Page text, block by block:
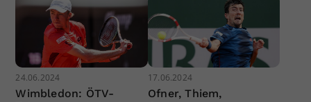
24.06.2024
Wimbledon: ÖTV-
17.06.2024
Ofner, Thiem,